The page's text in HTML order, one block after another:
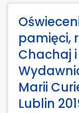
pamięci,
Chachaj
Marii
Lublin